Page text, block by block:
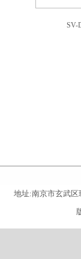
SV-
地址:南京市玄武区